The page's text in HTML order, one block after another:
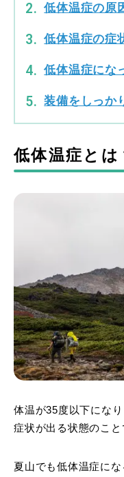
低体温症の原
低体温症の症
低体温症にな
装備をしっか
低体温症とは
体温が35度以下にな
症状が出る状態のこと
夏山でも低体温症に